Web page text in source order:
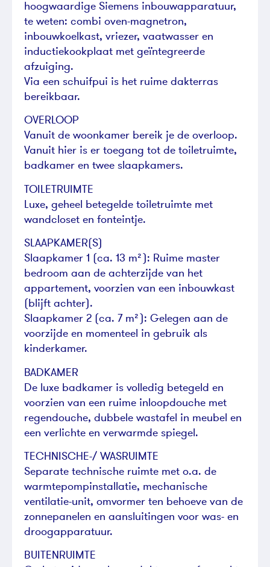
hoogwaardige Siemens inbouwapparatuur,
te weten: combi oven-magnetron,
inbouwkoelkast, vriezer, vaatwasser en
inductiekookplaat met geïntegreerde
afzuiging.
Via een schuifpui is het ruime dakterras
bereikbaar.
OVERLOOP
Vanuit de woonkamer bereik je de overloop.
Vanuit hier is er toegang tot de toiletruimte,
badkamer en twee slaapkamers.
TOILETRUIMTE
Luxe, geheel betegelde toiletruimte met
wandcloset en fonteintje.
SLAAPKAMER(S)
Slaapkamer 1 (ca. 13 m²): Ruime master
bedroom aan de achterzijde van het
appartement, voorzien van een inbouwkast
(blijft achter).
Slaapkamer 2 (ca. 7 m²): Gelegen aan de
voorzijde en momenteel in gebruik als
kinderkamer.
BADKAMER
De luxe badkamer is volledig betegeld en
voorzien van een ruime inloopdouche met
regendouche, dubbele wastafel in meubel en
een verlichte en verwarmde spiegel.
TECHNISCHE-/ WASRUIMTE
Separate technische ruimte met o.a. de
warmtepompinstallatie, mechanische
ventilatie-unit, omvormer ten behoeve van de
zonnepanelen en aansluitingen voor was- en
droogapparatuur.
BUITENRUIMTE